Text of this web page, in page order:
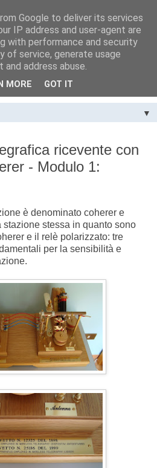
DEI BACHI di
della telegrafia senza fili
▼
ricevente con
- Modulo 1:
è denominato coherer e
stessa in quanto sono
e il relè polarizzato: tre
per la sensibilità e
Google to deliver its services
IP address and user-agent are
with performance and security
of service, generate usage
address abuse.
MORE GOT IT